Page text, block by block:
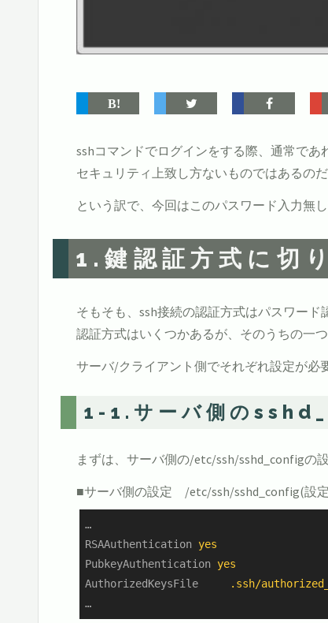
sshコマンドでログインをする際、通常であ
セキュリティ上致し方ないものではあるの
という訳で、今回はこのパスワード入力無
1.鍵認証方式に切
そもそも、ssh接続の認証方式はパスワード
認証方式はいくつかあるが、そのうちの一
サーバ/クライアント側でそれぞれ設定が必
1-1.サーバ側の
まずは、サーバ側の/etc/ssh/sshd_configの
■サーバ側の設定 /etc/ssh/sshd_config(設
…
RSAAuthentication yes
PubkeyAuthentication yes
AuthorizedKeysFile
.ssh/
…